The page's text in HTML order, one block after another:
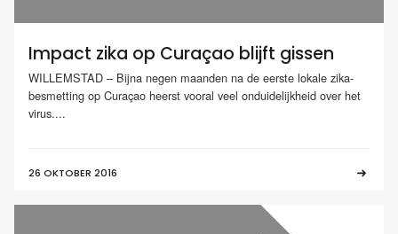
Impact zika op Curaçao blijft gissen
WILLEMSTAD – Bijna negen maanden na de eerste lokale zika-
besmetting op Curaçao heerst vooral veel onduidelijkheid over het
virus....
26 OKTOBER 2016